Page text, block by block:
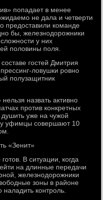
попадает в менее
не дала и четверти
предоставили команде
бы, железнодорожники
у них
половины поля.
гостей Дмитрия
ловушки ровно
полузащитник
назвать активно
против конкретных
уже на чужой
уфимцы совершают 10
«Зенит»
В ситуации, когда
на длинные передачи
железнодорожники
зоны в районе
наладить контроль.